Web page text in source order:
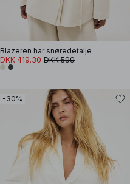
Blazeren har snøredetalje
DKK 419.30 DKK 599
-30%